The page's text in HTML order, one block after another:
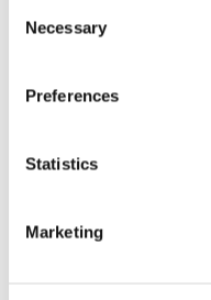
Selection
Necessary
Preferences
Statistics
Marketing
arvonimityö: